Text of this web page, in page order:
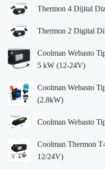
Thermon 4 Dijital
Thermon 2 Digital
Coolman Webasto
5 kW (12-24V)
Coolman Webasto
(2.8kW)
Coolman Webasto
Coolman Thermon
12/24V)